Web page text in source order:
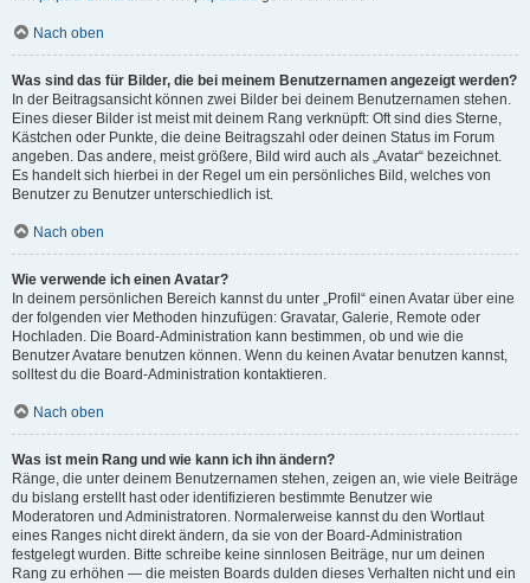
Nach oben
Was sind das für Bilder, die bei meinem Benutzernamen angezeigt werden?
In der Beitragsansicht können zwei Bilder bei deinem Benutzernamen stehen.
Eines dieser Bilder ist meist mit deinem Rang verknüpft: Oft sind dies Sterne,
Kästchen oder Punkte, die deine Beitragszahl oder deinen Status im Forum
angeben. Das andere, meist größere, Bild wird auch als „Avatar“ bezeichnet.
Es handelt sich hierbei in der Regel um ein persönliches Bild, welches von
Benutzer zu Benutzer unterschiedlich ist.
Nach oben
Wie verwende ich einen Avatar?
In deinem persönlichen Bereich kannst du unter „Profil“ einen Avatar über eine
der folgenden vier Methoden hinzufügen: Gravatar, Galerie, Remote oder
Hochladen. Die Board-Administration kann bestimmen, ob und wie die
Benutzer Avatare benutzen können. Wenn du keinen Avatar benutzen kannst,
solltest du die Board-Administration kontaktieren.
Nach oben
Was ist mein Rang und wie kann ich ihn ändern?
Ränge, die unter deinem Benutzernamen stehen, zeigen an, wie viele Beiträge
du bislang erstellt hast oder identifizieren bestimmte Benutzer wie
Moderatoren und Administratoren. Normalerweise kannst du den Wortlaut
eines Ranges nicht direkt ändern, da sie von der Board-Administration
festgelegt wurden. Bitte schreibe keine sinnlosen Beiträge, nur um deinen
Rang zu erhöhen — die meisten Boards dulden dieses Verhalten nicht und ein